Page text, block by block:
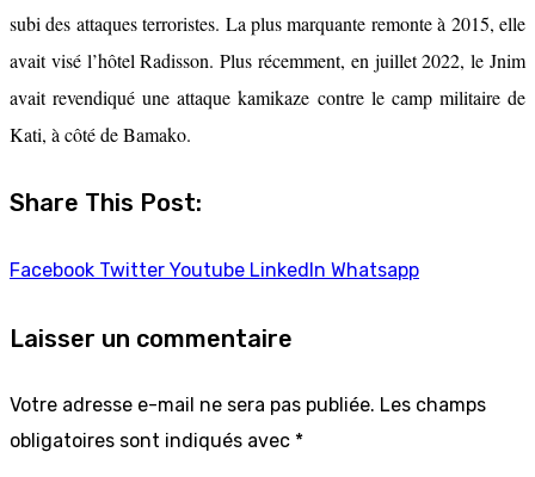
subi des attaques terroristes. La plus marquante remonte à 2015, elle
avait visé l’hôtel Radisson. Plus récemment, en juillet 2022, le Jnim
avait revendiqué une attaque kamikaze contre le camp militaire de
Kati, à côté de Bamako.
Share This Post:
Facebook Twitter Youtube LinkedIn Whatsapp
Laisser un commentaire
Votre adresse e-mail ne sera pas publiée. Les champs
obligatoires sont indiqués avec *